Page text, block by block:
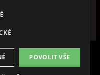
POVOLIT VŠE